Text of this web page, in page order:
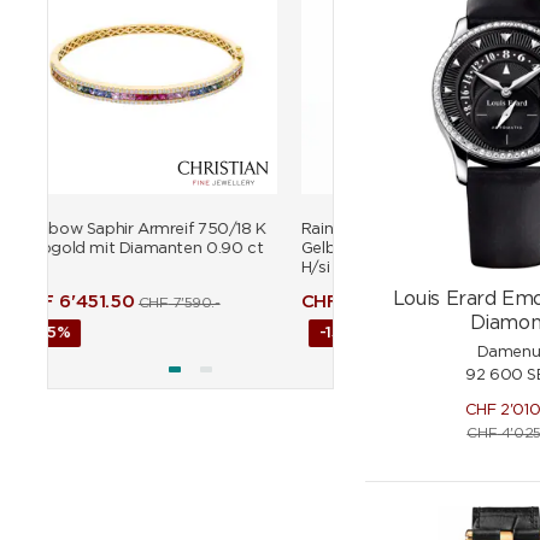
Louis Erard
92 600
CHF
CHF
Rainbow Saphir Kreolen 750/18 K
Gelbgold mit Diamanten 0.46 ct
CHF2'507.50 CHF2'950.-
Rainbow Saphir Armreif
Gelbgold mit Diamanten
6'451.50 CHF